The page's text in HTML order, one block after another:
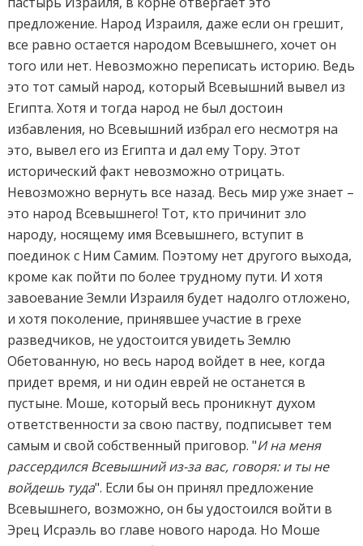
предложение. Народ Израиля, даже если он грешит,
все равно остается народом Всевышнего, хочет он
того или нет. Невозможно переписать историю. Ведь
это тот самый народ, который Всевышний вывел из
Египта. Хотя и тогда народ не был достоин
избавления, но Всевышний избрал его несмотря на
это, вывел его из Египта и дал ему Тору. Этот
исторический факт невозможно отрицать.
Невозможно вернуть все назад. Весь мир уже знает –
это народ Всевышнего! Тот, кто причинит зло
народу, носящему имя Всевышнего, вступит в
поединок с Ним Самим. Поэтому нет другого выхода,
кроме как пойти по более трудному пути. И хотя
завоевание Земли Израиля будет надолго отложено,
и хотя поколение, принявшее участие в грехе
разведчиков, не удостоится увидеть Землю
Обетованную, но весь народ войдет в нее, когда
придет время, и ни один еврей не останется в
пустыне. Моше, который весь проникнут духом
ответственности за свою паству, подписывет тем
самым и свой собственный приговор. "И на меня
рассердился Всевышний из-за вас, говоря: и ты не
войдешь туда". Если бы он принял предложение
Всевышнего, возможно, он бы удостоился войти в
Эрец Исраэль во главе нового народа. Но Моше